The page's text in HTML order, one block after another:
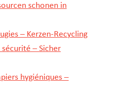
schonen in
– Kerzen-Recycling
– Sicher
hygiéniques –